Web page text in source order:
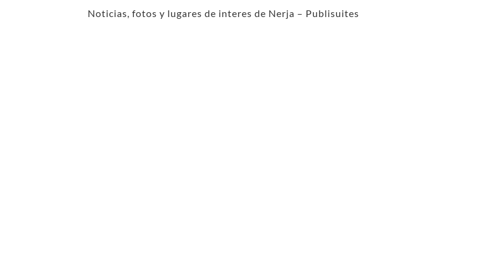
Noticias, fotos y lugares de interes de Nerja – Publisuites